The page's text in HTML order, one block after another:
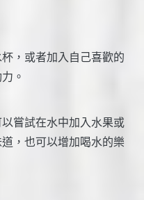
，或者加入自己喜歡的
。
嘗試在水中加入水果或
，也可以增加喝水的樂